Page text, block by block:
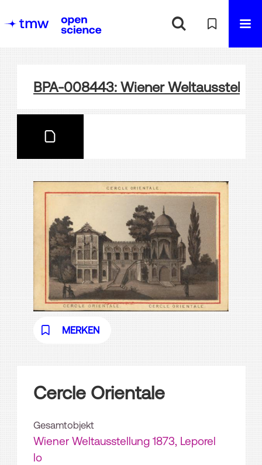
BPA-008443: Wiener
MERKEN
Cercle Orientale
Gesamtobjekt
Wiener Weltausstellung 1873, Leporel
lo